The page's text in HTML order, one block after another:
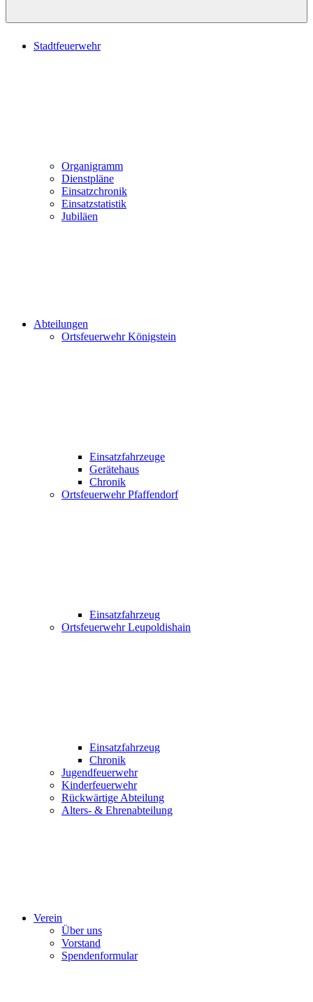
Stadtfeuerwehr
Organigramm
Dienstpläne
Einsatzchronik
Einsatzstatistik
Jubiläen
Abteilungen
Ortsfeuerwehr Königstein
Einsatzfahrzeuge
Gerätehaus
Chronik
Ortsfeuerwehr Pfaffendorf
Einsatzfahrzeug
Ortsfeuerwehr Leupoldishain
Einsatzfahrzeug
Chronik
Jugendfeuerwehr
Kinderfeuerwehr
Rückwärtige Abteilung
Alters- & Ehrenabteilung
Verein
Über uns
Vorstand
Spendenformular